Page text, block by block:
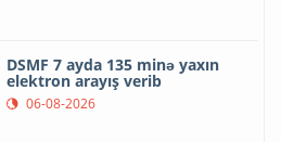
DSMF 7 ayda 135 minə yaxın
elektron arayış verib
06-08-2026